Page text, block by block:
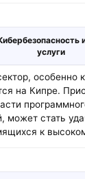
услуги
особенно
на Кипре.
может стать
к